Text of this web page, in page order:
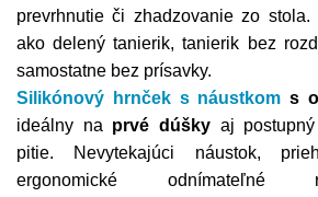
prevrhnutie či zhadzovanie zo
ako delený tanierik, tanierik bez
samostatne bez prísavky.
Silikónový hrnček s náustkom s
ideálny na prvé dúškyaj postupný
pitie. Nevytekajúci náustok,
ergonomické odnímateľné